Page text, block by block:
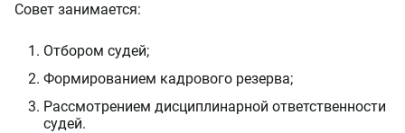
Совет занимается:
Отбором судей;
Формированием кадрового резерва;
Рассмотрением дисциплинарной ответственности
судей.